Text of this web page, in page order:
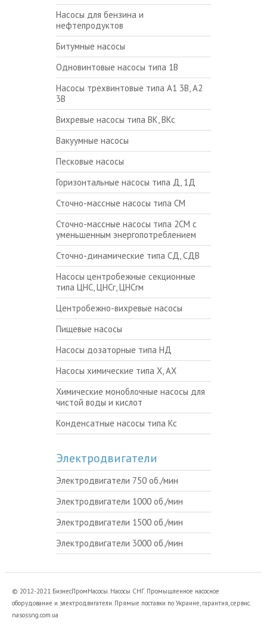
Насосы для бензина и
нефтепродуктов
Битумные насосы
Одновинтовые насосы типа 1В
Насосы трехвинтовые типа А1 3В, А2
3В
Вихревые насосы типа ВК, ВКс
Вакуумные насосы
Песковые насосы
Горизонтальные насосы типа Д, 1Д
Сточно-массные насосы типа СМ
Сточно-массные насосы типа 2СМ с
уменьшенным энергопотреблением
Сточно-динамические типа СД, СДВ
Насосы центробежные секционные
типа ЦНС, ЦНСг, ЦНСгм
Центробежно-вихревые насосы
Пищевые насосы
Насосы дозаторные типа НД
Насосы химические типа Х, АХ
Химические моноблочные насосы для
чистой воды и кислот
Конденсатные насосы типа Кс
Электродвигатели
Электродвигатели 750 об./мин
Электродвигатели 1000 об./мин
Электродвигатели 1500 об./мин
Электродвигатели 3000 об./мин
© 2012-2021 БизнесПромНасосы. Насосы СНГ. Промышленное насосное
оборудование и электродвигатели. Прямые поставки по Украине, гарантия, сервис.
nasossng.com.ua